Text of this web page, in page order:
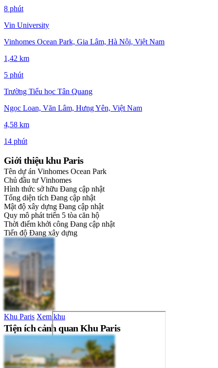
8 phút
Vin University
Vinhomes Ocean Park, Gia Lâm, Hà Nội, Việt Nam
1,42 km
5 phút
Trường Tiểu học Tân Quang
Ngọc Loan, Văn Lâm, Hưng Yên, Việt Nam
4,58 km
14 phút
Giới thiệu khu Paris
Tên dự án Vinhomes Ocean Park
Chủ đầu tư Vinhomes
Hình thức sở hữu Đang cập nhật
Tổng diện tích Đang cập nhật
Mật độ xây dựng Đang cập nhật
Quy mô phát triển 5 tòa căn hộ
Thời điểm khởi công Đang cập nhật
Tiến độ Đang xây dựng
Khu Paris Xem khu
Tiện ích cảnh quan Khu Paris